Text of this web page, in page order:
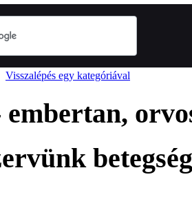
Visszalépés egy kategóriával